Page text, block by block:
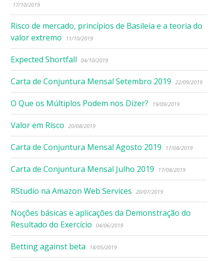
17/10/2019
Risco de mercado, princípios de Basileia e a teoria do
valor extremo
11/10/2019
Expected Shortfall 04/10/2019
Carta de Conjuntura Mensal Setembro 2019 22/09/2019
O Que os Múltiplos Podem nos Dizer? 19/09/2019
Valor em Risco 20/08/2019
Carta de Conjuntura Mensal Agosto 2019 17/08/2019
Carta de Conjuntura Mensal Julho 2019 17/08/2019
RStudio na Amazon Web Services 20/07/2019
Noções básicas e aplicações da Demonstração do
Resultado do Exercício
04/06/2019
Betting against beta 18/05/2019